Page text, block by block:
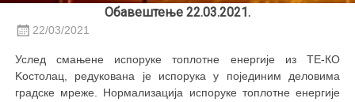
Обавештење 22.03.2021.
22/03/2021
Услед смањене испоруке топлотне енергије из ТЕ-КО
Kостолац, редукована је испорука у појединим деловима
градске мреже. Нормализација испоруке топлотне енергије